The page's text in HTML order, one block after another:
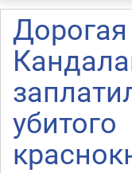
убитого